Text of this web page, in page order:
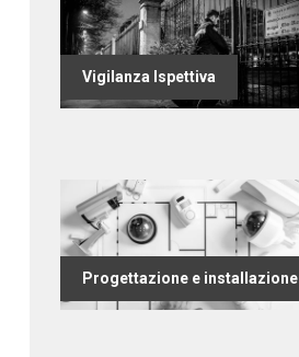
Vigilanza Ispettiva
Progettazione e installazione